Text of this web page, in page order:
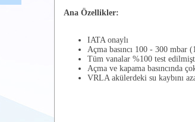
Ana Özellikler:
IATA onaylı
Açma basıncı 100 - 300 mbar
Tüm vanalar %100 test
Açma ve kapama basıncında
VRLA akülerdeki su kaybını